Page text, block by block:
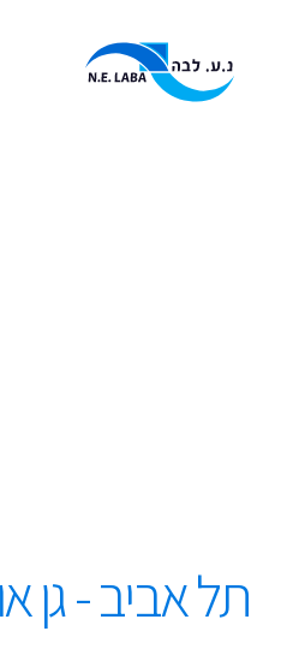
תל אביב - גן